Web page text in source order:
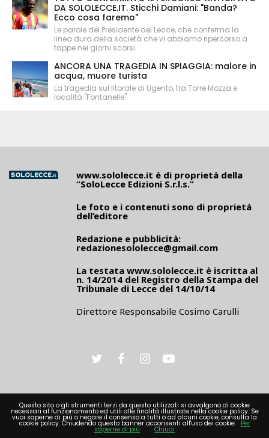
DA SOLOLECCE.IT. Sticchi Damiani: "Banda?
Ecco cosa faremo"
Le parole del Presidente del Lecce, che conferma la
linea dura della società che vi abbiamo ripercorso a
tappe nei giorni scorsi
ANCORA UNA TRAGEDIA IN SPIAGGIA: malore in
acqua, muore turista
La tragedia sul litorale di Ugento, tra Torre Mozza e
località "Fontanelle"
www.sololecce.it è di proprietà della
“SoloLecce Edizioni S.r.l.s.”
Le foto e i contenuti sono di proprietà
dell’editore
Redazione e pubblicità:
redazionesololecce@gmail.com
La testata www.sololecce.it è iscritta al
n. 14/2014 del Registro della Stampa del
Tribunale di Lecce del 14/10/14
Direttore Responsabile Cosimo Carulli
PRIVACY
Questo sito o gli strumenti terzi da questo utilizzati si avvalgono di cookie
necessari al funzionamento ed utili alle finalità illustrate nella cookie policy. Se
vuoi saperne di più o negare il consenso a tutti o ad alcuni cookie, consulta la
cookie policy. Chiudendo questo banner acconsenti all'uso dei cookie. Per
saperne di più Chiudi